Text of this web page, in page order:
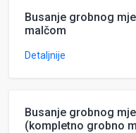
Busanje grobnog
malčom
Detaljnije
Busanje grobnog
(kompletno grobno